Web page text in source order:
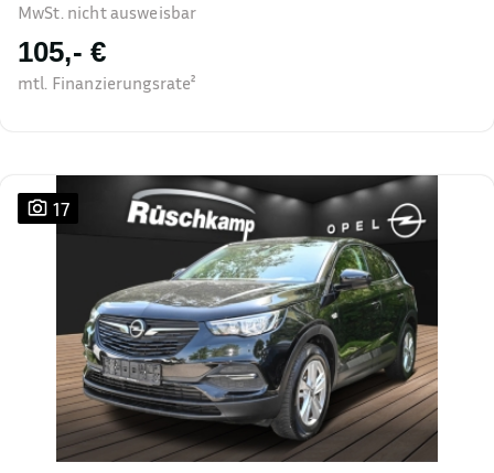
MwSt. nicht ausweisbar
105,- €
mtl. Finanzierungsrate²
17